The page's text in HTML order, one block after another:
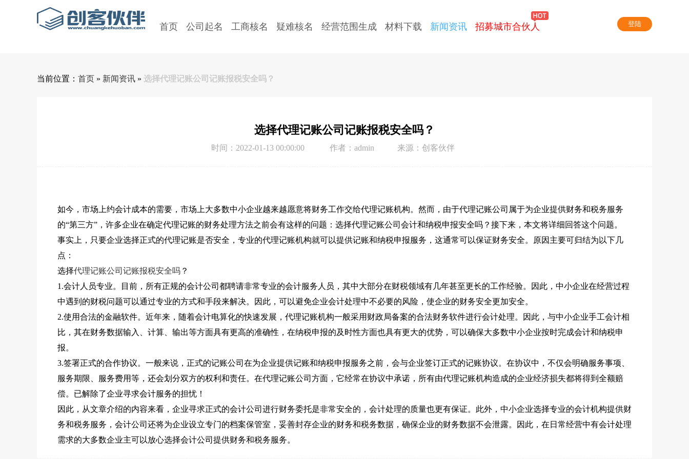
首页 公司起名 工商核名 疑难核名 经营范围生成 材料下载 新闻资讯 招募城市合伙人 登陆
当前位置： 首页 » 新闻资讯 » 选择代理记账公司记账报税安全吗？
选择代理记账公司记账报税安全吗？
时间：2022-01-13 00:00:00 作者：admin 来源：创客伙伴
如今，市场上约会计成本的需要，市场上大多数中小企业越来越愿意将财务工作交给代理记账机构。然而，由于代理记账公司属于为企业提供财务和税务服务
的“第三方”，许多企业在确定代理记账的财务处理方法之前会有这样的问题：选择代理记账公司会计和纳税申报安全吗？接下来，本文将详细回答这个问题。
事实上，只要企业选择正式的代理记账是否安全，专业的代理记账机构就可以提供记账和纳税申报服务，这通常可以保证财务安全。原因主要可归结为以下几
点：
选择代理记账公司记账报税安全吗 ？
1.会计人员专业。目前，所有正规的会计公司都聘请非常专业的会计服务人员，其中大部分在财税领域有几年甚至更长的工作经验。因此，中小企业在经营过程
中遇到的财税问题可以通过专业的方式和手段来解决。因此，可以避免企业会计处理中不必要的风险，使企业的财务安全更加安全。
2.使用合法的金融软件。近年来，随着会计电算化的快速发展，代理记账机构一般采用财政局备案的合法财务软件进行会计处理。因此，与中小企业手工会计相
比，其在财务数据输入、计算、输出等方面具有更高的准确性，在纳税申报的及时性方面也具有更大的优势，可以确保大多数中小企业按时完成会计和纳税申
报。
3.签署正式的合作协议。一般来说，正式的记账公司在为企业提供记账和纳税申报服务之前，会与企业签订正式的记账协议。在协议中，不仅会明确服务事项、
服务期限、服务费用等，还会划分双方的权利和责任。在代理记账公司方面，它经常在协议中承诺，所有由代理记账机构造成的企业经济损失都将得到全额赔
偿。已解除了企业寻求会计服务的担忧！
因此，从文章介绍的内容来看，企业寻求正式的会计公司进行财务委托是非常安全的，会计处理的质量也更有保证。此外，中小企业选择专业的会计机构提供财
务和税务服务，会计公司还将为企业设立专门的档案保管室，妥善封存企业的财务和税务数据，确保企业的财务数据不会泄露。因此，在日常经营中有会计处理
需求的大多数企业主可以放心选择会计公司提供财务和税务服务。